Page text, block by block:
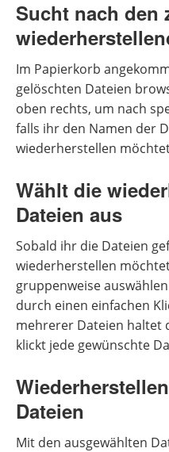
Sucht nach den
Im Papierkorb
gelöschten Dateien
oben rechts, um nach
falls ihr den Namen der
wiederherstellen
Wählt die
Dateien aus
Sobald ihr die Dateien
wiederherstellen
gruppenweise
durch einen einfachen
mehrerer Dateien haltet
klickt jede gewünschte
Dateien
Mit den ausgewählten